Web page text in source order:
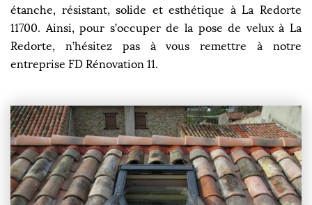
étanche, résistant, solide et esthétique à La Redorte
11700. Ainsi, pour s’occuper de la pose de velux à La
Redorte, n’hésitez pas à vous remettre à notre
entreprise FD Rénovation 11.